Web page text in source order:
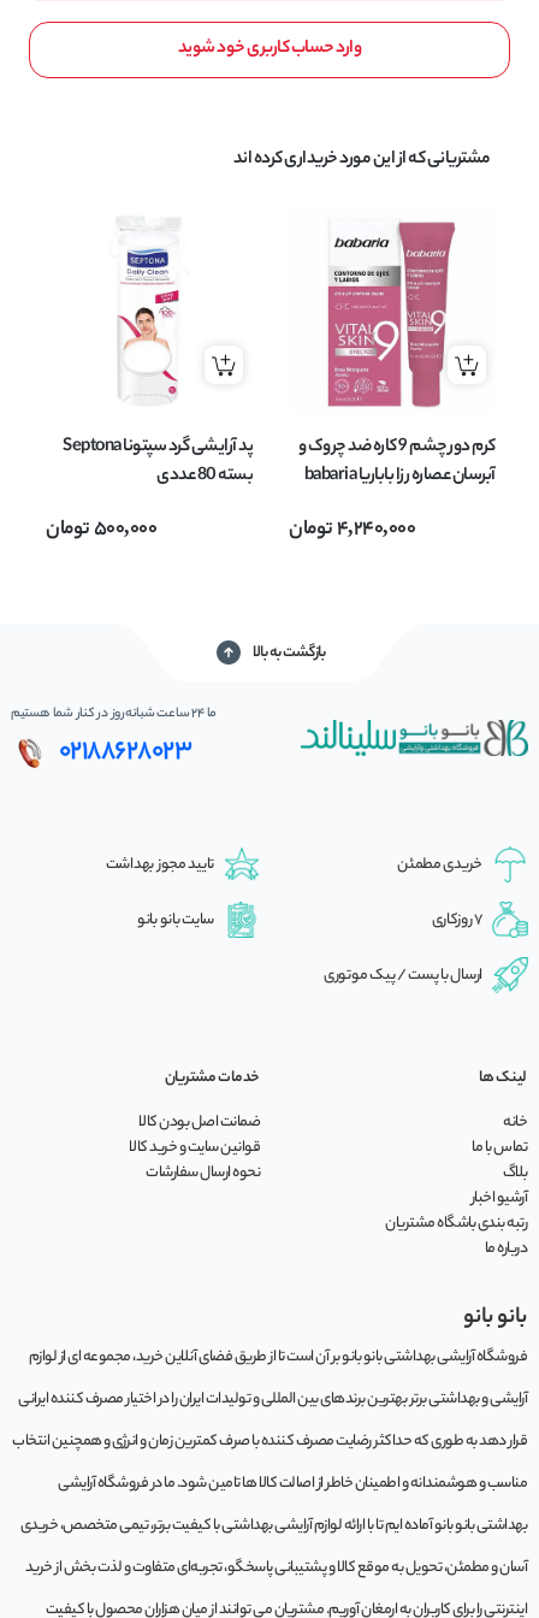
وارد حساب کاربری خود شوید
مشتریانی که از این مورد خریداری کرده اند
کرم دور چشم 9 کاره ضد چروک و
آبرسان عصاره رزا باباریا babaria
4,240,000تومان
پد آرایشی گرد سپتونا Septona
بسته 80 عددی
500,000تومان
بازگشت به بالا
ما 24 ساعت شبانه‌روز در کنار شما هستیم
02188628023
خریدی مطمئن تایید مجوز بهداشت
7 روزکاری سایت بانو بانو
ارسال با پست / پیک موتوری
لینک ها
خانه
تماس با ما
بلاگ
آرشیو اخبار
رتبه بندی باشگاه مشتریان
درباره ما
خدمات مشتریان
ضمانت اصل بودن کالا
قوانین سایت و خرید کالا
نحوه ارسال سفارشات
بانو بانو
فروشگاه آرایشی بهداشتی بانو بانو بر آن است تا از طریق فضای آنلاین خرید، مجموعه‌ ای از لوازم
آرایشی و بهداشتی برتر بهترین برندهای بین المللی و تولیدات ایران را در اختیار مصرف کننده ایرانی
قرار دهد به طوری که حداکثر رضایت مصرف کننده با صرف کمترین زمان و انرژی و همچنین انتخاب
مناسب و هوشمندانه و اطمینان خاطر از اصالت کالا ها تامین شود. ما در فروشگاه آرایشی
بهداشتی بانو بانو آماده ایم تا با ارائه لوازم آرایشی بهداشتی با کیفیت برتر، تیمی متخصص، خریدی
آسان و مطمئن، تحویل به موقع کالا و پشتیبانی پاسخگو، تجربه‌ای متفاوت و لذت بخش از خرید
اینترنتی را برای کاربران به ارمغان آوریم. مشتريان می توانند از ميان هزاران محصول با کيفيت